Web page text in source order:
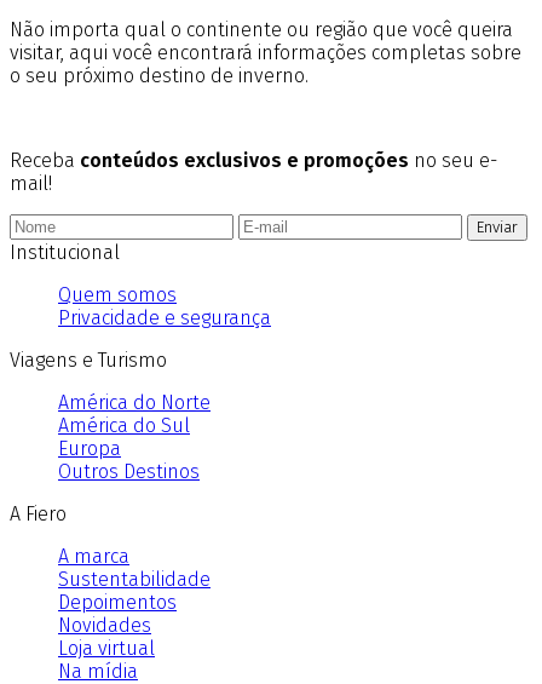
Não importa qual o continente ou região que você queira
visitar, aqui você encontrará informações completas sobre
o seu próximo destino de inverno.
Receba conteúdos exclusivos e promoções no seu e-
mail!
Enviar
Institucional
Quem somos
Privacidade e segurança
Viagens e Turismo
América do Norte
América do Sul
Europa
Outros Destinos
A Fiero
A marca
Sustentabilidade
Depoimentos
Novidades
Loja virtual
Na mídia